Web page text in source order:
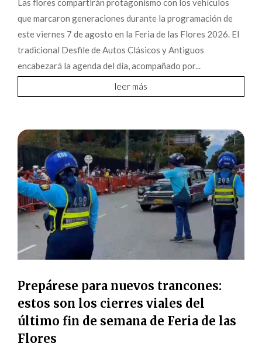
Las flores compartirán protagonismo con los vehículos
que marcaron generaciones durante la programación de
este viernes 7 de agosto en la Feria de las Flores 2026. El
tradicional Desfile de Autos Clásicos y Antiguos
encabezará la agenda del día, acompañado por...
leer más
Prepárese para nuevos trancones:
estos son los cierres viales del
último fin de semana de Feria de las
Flores